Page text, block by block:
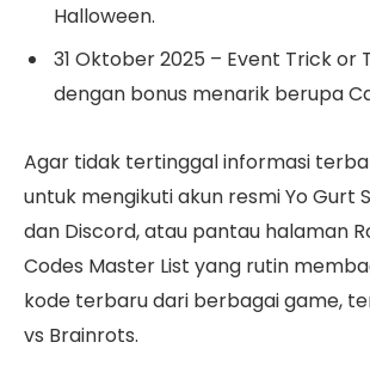
Halloween.
31 Oktober 2025 – Event Trick or
dengan bonus menarik berupa
Agar tidak tertinggal informasi
untuk mengikuti akun resmi Yo Gurt
dan Discord, atau pantau halaman
Codes Master List yang rutin
kode terbaru dari berbagai game,
vs Brainrots.